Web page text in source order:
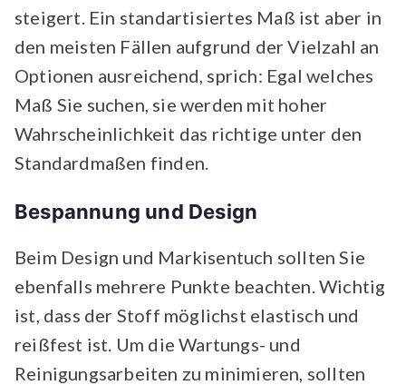
steigert. Ein standartisiertes Maß ist aber in
den meisten Fällen aufgrund der Vielzahl an
Optionen ausreichend, sprich: Egal welches
Maß Sie suchen, sie werden mit hoher
Wahrscheinlichkeit das richtige unter den
Standardmaßen finden.
Bespannung und Design
Beim Design und Markisentuch sollten Sie
ebenfalls mehrere Punkte beachten. Wichtig
ist, dass der Stoff möglichst elastisch und
reißfest ist. Um die Wartungs- und
Reinigungsarbeiten zu minimieren, sollten